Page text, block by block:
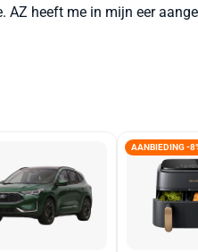
AZ heeft me in mijn eer
AANBIEDING -